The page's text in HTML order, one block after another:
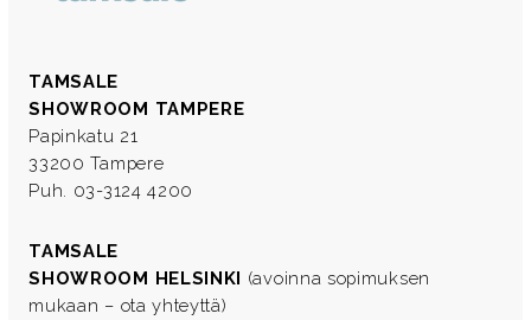
TAMSALE
SHOWROOM TAMPERE
Papinkatu 21
33200 Tampere
Puh. 03-3124 4200
TAMSALE
SHOWROOM HELSINKI (avoinna sopimuksen
mukaan – ota yhteyttä)